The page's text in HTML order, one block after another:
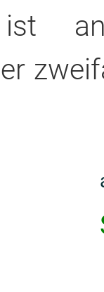
ist